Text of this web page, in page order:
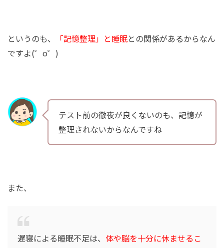
というのも、 「記憶整理」と睡眠との関係があるからなん
ですよ(゜o゜)
テスト前の徹夜が良くないのも、記憶が
整理されないからなんですね
また、
遅寝による睡眠不足は、 体や脳を十分に休ませるこ